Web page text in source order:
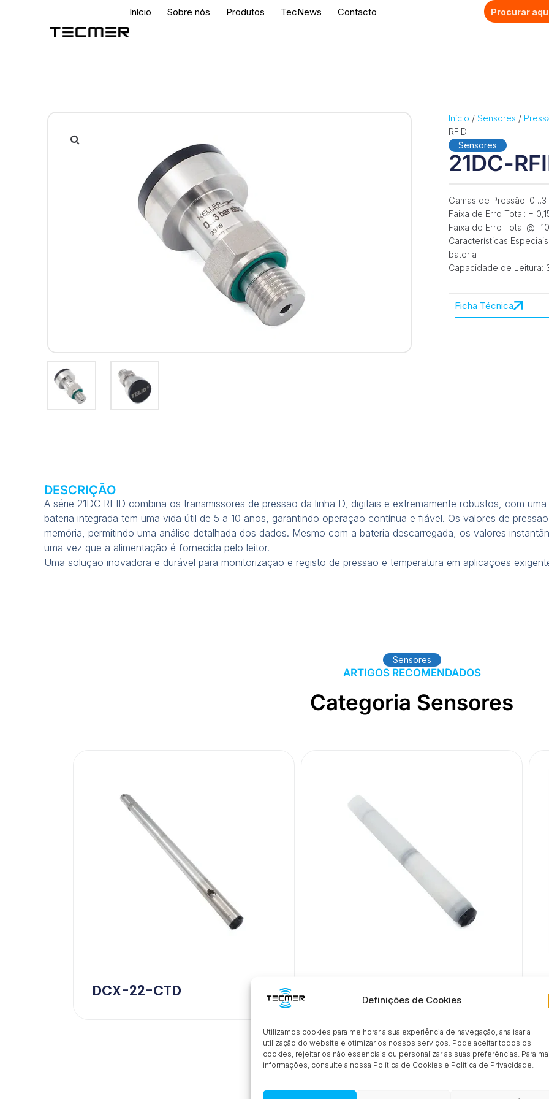
Definições de Cookies
Utilizamos cookies para melhorar a sua experiência de navegação, analisar a
utilização do website e otimizar os nossos serviços. Pode aceitar todos os
cookies, rejeitar os não essenciais ou personalizar as suas preferências. Para
informações, consulte a nossa Política de Cookies e Política de Privacidade.
Início Sobre nós Produtos TecNews Contacto
Início / Sensores /
RFID
Sensores
21DC-
Gamas de Pressão:
Faixa de Erro Total: ±
Faixa de Erro Total @ -
Características
bateria
Capacidade de Leitura:
Ficha Técnica
DESCRIÇÃO
A série 21DC RFID combina os transmissores de pressão da linha D, digitais e extremamente robustos, com
bateria integrada tem uma vida útil de 5 a 10 anos, garantindo operação contínua e fiável. Os valores de
memória, permitindo uma análise detalhada dos dados. Mesmo com a bateria descarregada, os valores
uma vez que a alimentação é fornecida pelo leitor.
Uma solução inovadora e durável para monitorização e registo de pressão e temperatura em aplicações
Sensores
ARTIGOS RECOMENDADOS
Categoria Sensores
DCX-22-CTD
PRODUTOS
Inovação industrial